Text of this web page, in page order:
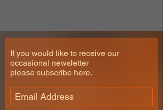
If you would like to receive our
occasional newsletter
please subscribe here.